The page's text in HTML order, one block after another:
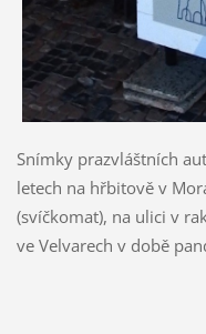
Snímky prazvláštních
letech na hřbitově v
(svíčkomat), na ulici v
ve Velvarech v době